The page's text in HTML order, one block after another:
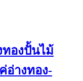
ทองปั้นไม้
อ่างทอง-